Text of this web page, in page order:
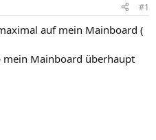
#1
auf mein Mainboard (
Mainboard überhaupt